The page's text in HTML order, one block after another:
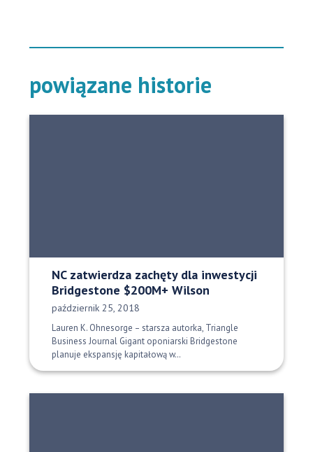
powiązane historie
NC zatwierdza zachęty dla inwestycji
Bridgestone $200M+ Wilson
Data opublikowania:
październik 25, 2018
Lauren K. Ohnesorge – starsza autorka, Triangle
Business Journal Gigant oponiarski Bridgestone
planuje ekspansję kapitałową w…